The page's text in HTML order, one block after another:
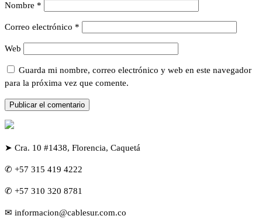
Nombre *
Correo electrónico *
Web
Guarda mi nombre, correo electrónico y web en este navegador
para la próxima vez que comente.
➤ Cra. 10 #1438, Florencia, Caquetá
✆ +57 315 419 4222
✆ +57 310 320 8781
✉ informacion@cablesur.com.co